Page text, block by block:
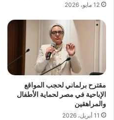
12 مايو، 2026
مقترح برلماني لحجب المواقع
الإباحية في مصر لحماية الأطفال
والمراهقين
11 أبريل، 2026